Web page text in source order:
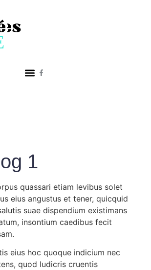
1
quassari etiam levibus solet
eius angustus et tener, quicquid
suae dispendium existimans
insontium caedibus fecit
eius hoc quoque indicium nec
quod ludicris cruentis